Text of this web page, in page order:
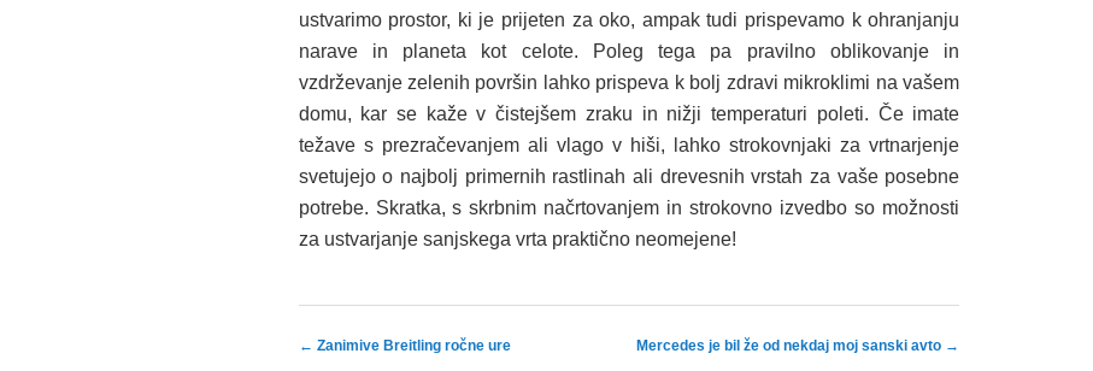
ustvarimo prostor, ki je prijeten za oko, ampak tudi prispevamo k ohranjanju
narave in planeta kot celote. Poleg tega pa pravilno oblikovanje in
vzdrževanje zelenih površin lahko prispeva k bolj zdravi mikroklimi na vašem
domu, kar se kaže v čistejšem zraku in nižji temperaturi poleti. Če imate
težave s prezračevanjem ali vlago v hiši, lahko strokovnjaki za vrtnarjenje
svetujejo o najbolj primernih rastlinah ali drevesnih vrstah za vaše posebne
potrebe. Skratka, s skrbnim načrtovanjem in strokovno izvedbo so možnosti
za ustvarjanje sanjskega vrta praktično neomejene!
Post navigation
← Zanimive Breitling ročne ure Mercedes je bil že od nekdaj moj sanski avto →